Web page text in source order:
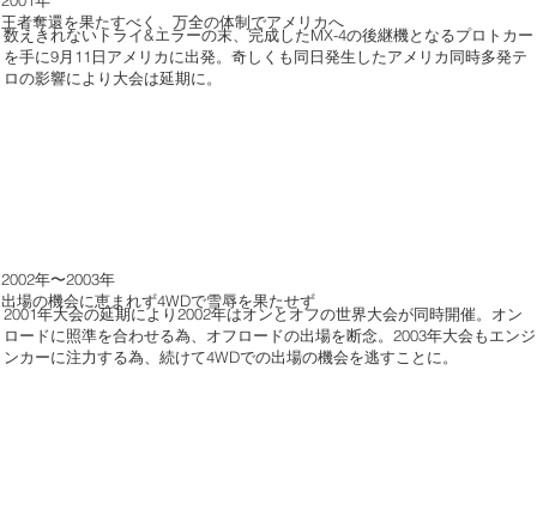
王者奪還を果たすべく、万全の体制でアメリカへ
数えきれないトライ&エラーの末、完成したMX-4の後継機となるプロトカー
を手に9月11日アメリカに出発。奇しくも同日発生したアメリカ同時多発テ
ロの影響により大会は延期に。
2002年〜2003年
出場の機会に恵まれず4WDで雪辱を果たせず
2001年大会の延期により2002年はオンとオフの世界大会が同時開催。オン
ロードに照準を合わせる為、オフロードの出場を断念。2003年大会もエンジ
ンカーに注力する為、続けて4WDでの出場の機会を逃すことに。